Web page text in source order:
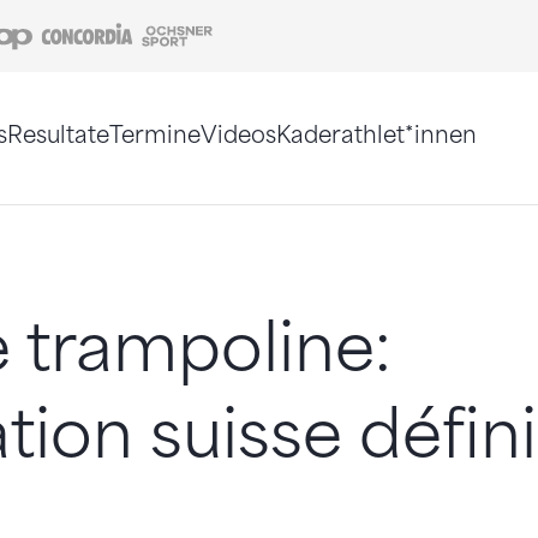
Coop Concordia
ResultateTermineVideosKaderathlet*innen
trampoline:
suisse